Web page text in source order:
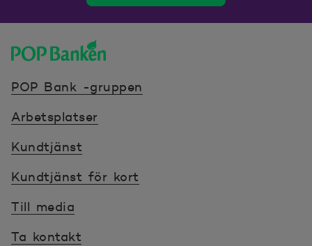
POP Bank -gruppen
Arbetsplatser
Kundtjänst
Kundtjänst för kort
Till media
Ta kontakt